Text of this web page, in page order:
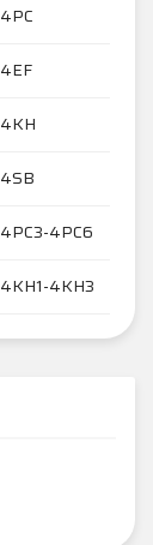
4PC
4EF
4KH
4SB
4PC3-4PC6
4KH1-4KH3